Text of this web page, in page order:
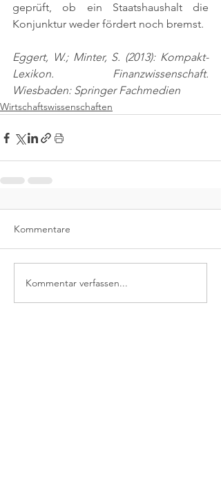
geprüft, ob ein Staatshaushalt die
Konjunktur weder fördert noch bremst.
Eggert, W.; Minter, S. (2013): Kompakt-
Lexikon. Finanzwissenschaft.
Wiesbaden: Springer Fachmedien
Wirtschaftswissenschaften
Kommentare
Kommentar verfassen...